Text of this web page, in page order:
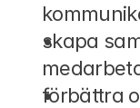
skapa
förbättra